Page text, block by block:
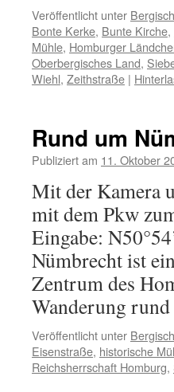
Veröffentlicht unter
Bonte Kerke, Bunte Kirche,
Mühle, Homburger
Oberbergisches Land,
Wiehl, Zeithstraße |
Rund um
Publiziert am 11. Oktober
Mit der Kamera
mit dem Pkw
Eingabe:
Nümbrecht ist
Zentrum des
Wanderung
Veröffentlicht unter
Eisenstraße, historische
Reichsherrschaft Homburg,